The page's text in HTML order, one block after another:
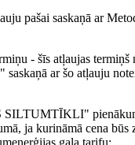
saskaņā ar
- šīs atļaujas termiņš
ar šo atļauju
ja kurināmā cena
gala tarifu;